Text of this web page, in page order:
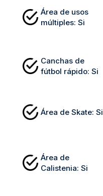
Área de usos
múltiples:Si
Canchas de
fútbol rápido:Si
Área de Skate:Si
Área de
Calistenia:Si